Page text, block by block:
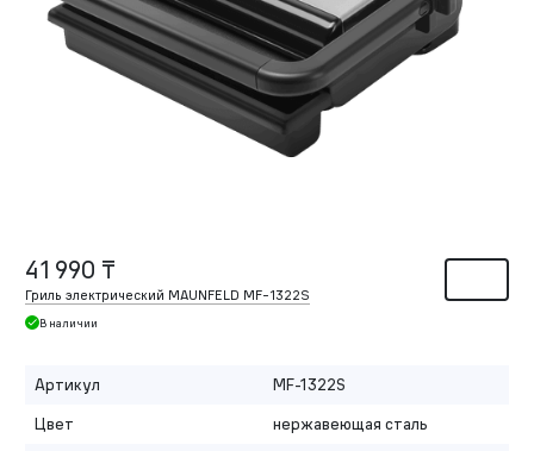
41 990 ₸
Гриль электрический MAUNFELD MF-1322S
В наличии
Артикул
MF-1322S
Цвет
нержавеющая сталь